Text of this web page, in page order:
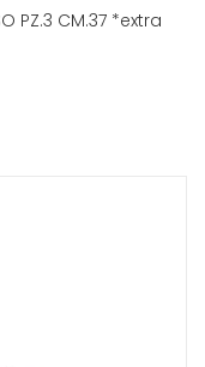
PZ.3 CM.37 *extra